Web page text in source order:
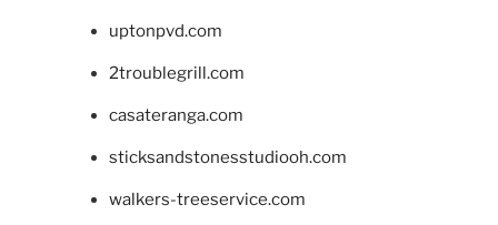
uptonpvd.com
2troublegrill.com
casateranga.com
sticksandstonesstudiooh.com
walkers-treeservice.com